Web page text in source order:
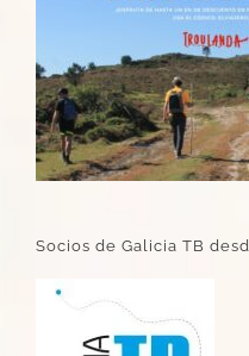
Socios de Galicia TB